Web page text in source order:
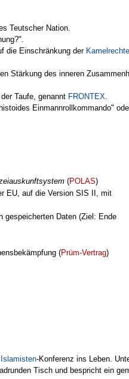
Teutscher Nation.
die Einschränkung der Kamelrechte
Stärkung des inneren
Taufe, genannt FRONTEX.
Einmannrollkommando"
(POLAS)
EU, auf die Version SIS II, mit
gespeicherten Daten (Ziel: Ende
(Prüm-Vertrag)
Islamisten-Konferenz ins Leben.
Tisch und bespricht ein